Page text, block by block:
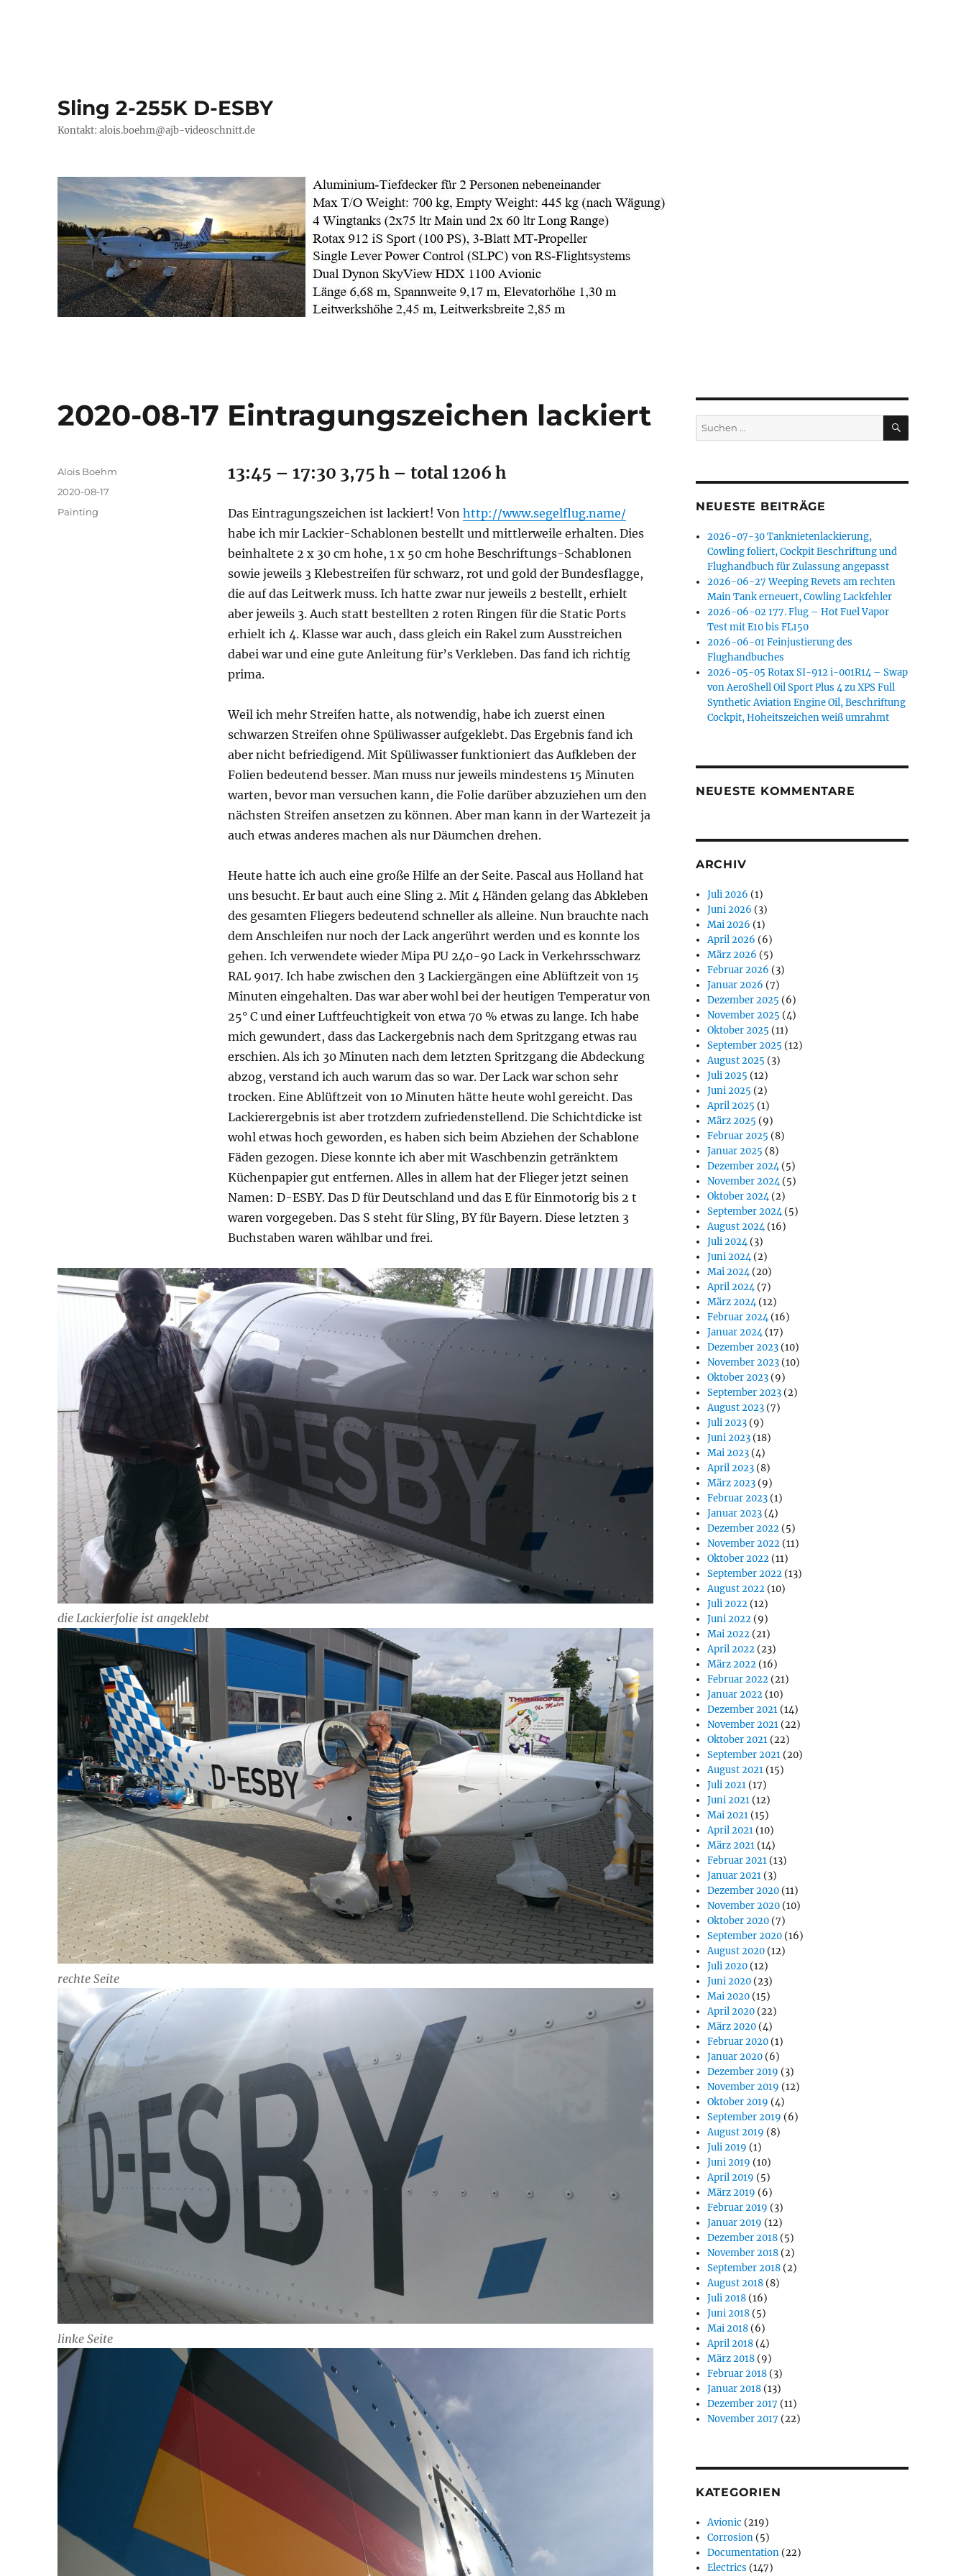
Sling 2-255K D-ESBY
Kontakt: alois.boehm@ajb-videoschnitt.de
2020-08-17 Eintragungszeichen lackiert
13:45 – 17:30 3,75 h – total 1206 h
Das Eintragungszeichen ist lackiert! Von http://www.segelflug.name/
habe ich mir Lackier-Schablonen bestellt und mittlerweile erhalten. Dies
beinhaltete 2 x 30 cm hohe, 1 x 50 cm hohe Beschriftungs-Schablonen
sowie jeweils 3 Klebestreifen für schwarz, rot und gold der Bundesflagge,
die auf das Leitwerk muss. Ich hatte zwar nur jeweils 2 bestellt, erhielt
aber jeweils 3. Auch statt bestellten 2 roten Ringen für die Static Ports
erhielt ich 4. Klasse war auch, dass gleich ein Rakel zum Ausstreichen
dabei war und eine gute Anleitung für’s Verkleben. Das fand ich richtig
prima.
Weil ich mehr Streifen hatte, als notwendig, habe ich zuerst einen
schwarzen Streifen ohne Spüliwasser aufgeklebt. Das Ergebnis fand ich
aber nicht befriedigend. Mit Spüliwasser funktioniert das Aufkleben der
Folien bedeutend besser. Man muss nur jeweils mindestens 15 Minuten
warten, bevor man versuchen kann, die Folie darüber abzuziehen um den
nächsten Streifen ansetzen zu können. Aber man kann in der Wartezeit ja
auch etwas anderes machen als nur Däumchen drehen.
Heute hatte ich auch eine große Hilfe an der Seite. Pascal aus Holland hat
uns besucht. Er baut auch eine Sling 2. Mit 4 Händen gelang das Abkleben
des gesamten Fliegers bedeutend schneller als alleine. Nun brauchte nach
dem Anschleifen nur noch der Lack angerührt werden und es konnte los
gehen. Ich verwendete wieder Mipa PU 240-90 Lack in Verkehrsschwarz
RAL 9017. Ich habe zwischen den 3 Lackiergängen eine Ablüftzeit von 15
Minuten eingehalten. Das war aber wohl bei der heutigen Temperatur von
25° C und einer Luftfeuchtigkeit von etwa 70 % etwas zu lange. Ich habe
mich gewundert, dass das Lackergebnis nach dem Spritzgang etwas rau
erschien. Als ich 30 Minuten nach dem letzten Spritzgang die Abdeckung
abzog, verstand ich auch warum das so war. Der Lack war schon sehr
trocken. Eine Ablüftzeit von 10 Minuten hätte heute wohl gereicht. Das
Lackierergebnis ist aber trotzdem zufriedenstellend. Die Schichtdicke ist
wohl etwas hoch geworden, es haben sich beim Abziehen der Schablone
Fäden gezogen. Diese konnte ich aber mit Waschbenzin getränktem
Küchenpapier gut entfernen. Alles in allem hat der Flieger jetzt seinen
Namen: D-ESBY. Das D für Deutschland und das E für Einmotorig bis 2 t
waren vorgegeben. Das S steht für Sling, BY für Bayern. Diese letzten 3
Buchstaben waren wählbar und frei.
die Lackierfolie ist angeklebt
rechte Seite
linke Seite
Autor
Alois Boehm
Veröffentlicht
am
2020-08-17
Kategorien
Painting
Suchen
nach:
SUCHEN
NEUESTE BEITRÄGE
2026-07-30 Tanknietenlackierung,
Cowling foliert, Cockpit Beschriftung und
Flughandbuch für Zulassung angepasst
2026-06-27 Weeping Revets am rechten
Main Tank erneuert, Cowling Lackfehler
2026-06-02 177. Flug – Hot Fuel Vapor
Test mit E10 bis FL150
2026-06-01 Feinjustierung des
Flughandbuches
2026-05-05 Rotax SI-912 i-001R14 – Swap
von AeroShell Oil Sport Plus 4 zu XPS Full
Synthetic Aviation Engine Oil, Beschriftung
Cockpit, Hoheitszeichen weiß umrahmt
NEUESTE KOMMENTARE
ARCHIV
Juli 2026 (1)
Juni 2026 (3)
Mai 2026 (1)
April 2026 (6)
März 2026 (5)
Februar 2026 (3)
Januar 2026 (7)
Dezember 2025 (6)
November 2025 (4)
Oktober 2025 (11)
September 2025 (12)
August 2025 (3)
Juli 2025 (12)
Juni 2025 (2)
April 2025 (1)
März 2025 (9)
Februar 2025 (8)
Januar 2025 (8)
Dezember 2024(5)
November 2024(5)
Oktober 2024(2)
September 2024(5)
August 2024(16)
Juli 2024(3)
Juni 2024(2)
Mai 2024(20)
April 2024(7)
März 2024(12)
Februar 2024(16)
Januar 2024(17)
Dezember 2023 (10)
November 2023 (10)
Oktober 2023 (9)
September 2023 (2)
August 2023 (7)
Juli 2023 (9)
Juni 2023 (18)
Mai 2023 (4)
April 2023 (8)
März 2023 (9)
Februar 2023 (1)
Januar 2023 (4)
Dezember 2022 (5)
November 2022 (11)
Oktober 2022 (11)
September 2022 (13)
August 2022 (10)
Juli 2022 (12)
Juni 2022 (9)
Mai 2022 (21)
April 2022 (23)
März 2022 (16)
Februar 2022 (21)
Januar 2022 (10)
Dezember 2021 (14)
November 2021 (22)
Oktober 2021 (22)
September 2021 (20)
August 2021 (15)
Juli 2021 (17)
Juni 2021 (12)
Mai 2021 (15)
April 2021 (10)
März 2021 (14)
Februar 2021 (13)
Januar 2021 (3)
Dezember 2020 (11)
November 2020 (10)
Oktober 2020 (7)
September 2020 (16)
August 2020 (12)
Juli 2020 (12)
Juni 2020 (23)
Mai 2020 (15)
April 2020 (22)
März 2020 (4)
Februar 2020 (1)
Januar 2020 (6)
Dezember 2019 (3)
November 2019 (12)
Oktober 2019 (4)
September 2019 (6)
August 2019 (8)
Juli 2019 (1)
Juni 2019 (10)
April 2019 (5)
März 2019 (6)
Februar 2019 (3)
Januar 2019 (12)
Dezember 2018 (5)
November 2018 (2)
September 2018 (2)
August 2018 (8)
Juli 2018 (16)
Juni 2018 (5)
Mai 2018 (6)
April 2018 (4)
März 2018 (9)
Februar 2018 (3)
Januar 2018 (13)
Dezember 2017 (11)
November 2017 (22)
KATEGORIEN
Avionic (219)
Corrosion (5)
Documentation (22)
Electrics (147)